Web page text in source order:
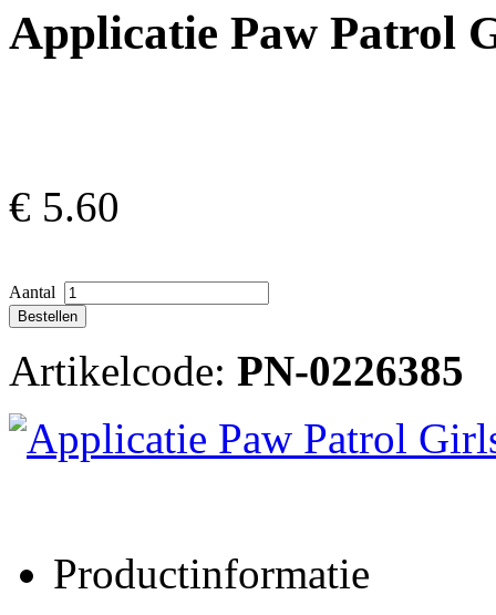
Applicatie Paw Patrol
€ 5.60
Aantal
Artikelcode: PN-0226385
Productinformatie